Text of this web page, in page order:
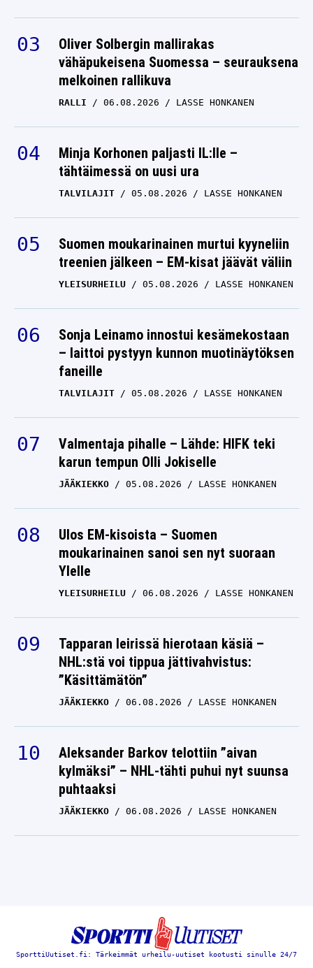
Oliver Solbergin mallirakas
vähäpukeisena Suomessa – seurauksena
melkoinen rallikuva
RALLI 06.08.2026 LASSE HONKANEN
Minja Korhonen paljasti IL:lle –
tähtäimessä on uusi ura
TALVILAJIT 05.08.2026 LASSE HONKANEN
Suomen moukarinainen murtui kyyneliin
treenien jälkeen – EM-kisat jäävät väliin
YLEISURHEILU 05.08.2026 LASSE HONKANEN
Sonja Leinamo innostui kesämekostaan
– laittoi pystyyn kunnon muotinäytöksen
faneille
TALVILAJIT 05.08.2026 LASSE HONKANEN
Valmentaja pihalle – Lähde: HIFK teki
karun tempun Olli Jokiselle
JÄÄKIEKKO 05.08.2026 LASSE HONKANEN
Ulos EM-kisoista – Suomen
moukarinainen sanoi sen nyt suoraan
Ylelle
YLEISURHEILU 06.08.2026 LASSE HONKANEN
Tapparan leirissä hierotaan käsiä –
NHL:stä voi tippua jättivahvistus:
”Käsittämätön”
JÄÄKIEKKO 06.08.2026 LASSE HONKANEN
Aleksander Barkov telottiin ”aivan
kylmäksi” – NHL-tähti puhui nyt suunsa
puhtaaksi
JÄÄKIEKKO 06.08.2026 LASSE HONKANEN
SporttiUutiset.fi: Tärkeimmät urheilu-uutiset kootusti sinulle 24/7